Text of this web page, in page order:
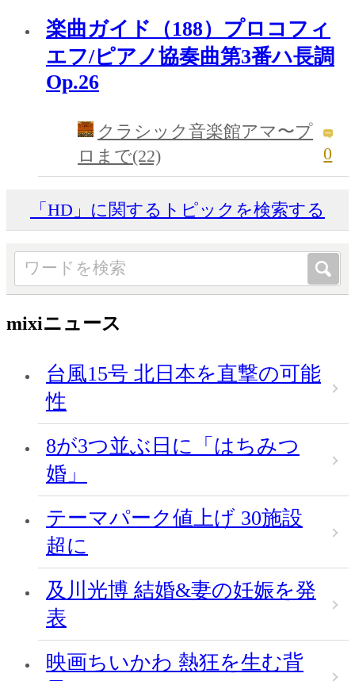
楽曲ガイド（188）プロコフィ
エフ/ピアノ協奏曲第3番ハ長調
Op.26
クラシック音楽館アマ〜プ
ロまで(22)
0
「HD」に関するトピックを検索する
mixiニュース
台風15号 北日本を直撃の可能
性
8が3つ並ぶ日に「はちみつ
婚」
テーマパーク値上げ 30施設
超に
及川光博 結婚&妻の妊娠を発
表
映画ちいかわ 熱狂を生む背